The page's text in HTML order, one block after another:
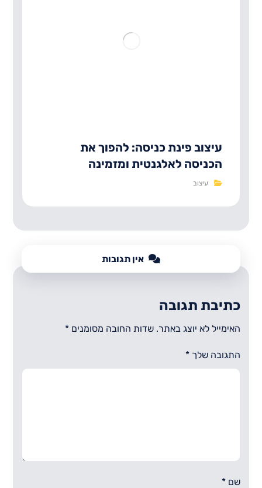
עיצוב פינת כניסה: להפוך את
הכניסה לאלגנטית ומזמינה
עיצוב
אין תגובות
כתיבת תגובה
האימייל לא יוצג באתר. שדות החובה מסומנים*
התגובה שלך*
שם*